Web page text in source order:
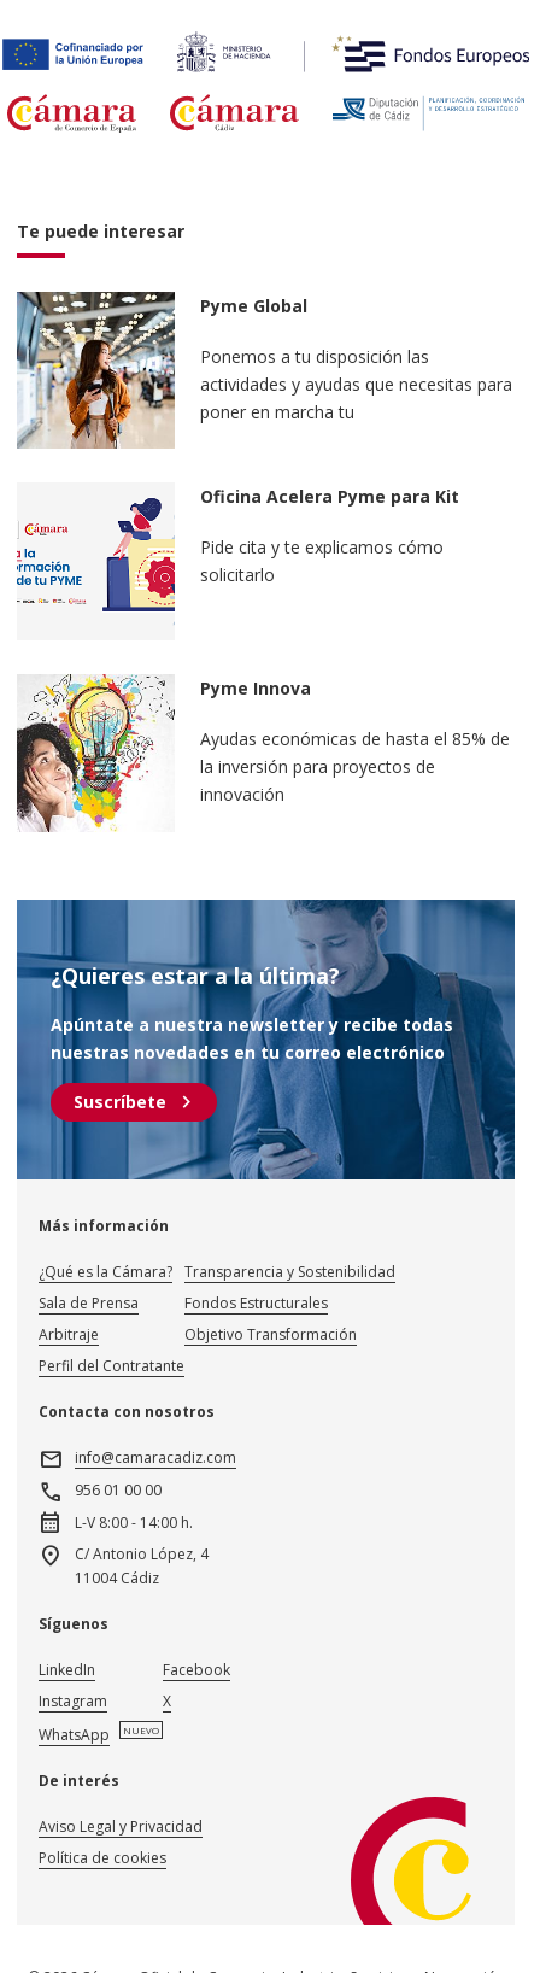
Te puede interesar
Pyme Global
Ponemos a tu disposición las
actividades y ayudas que necesitas para
poner en marcha tu
Oficina Acelera Pyme para Kit
Pide cita y te explicamos cómo
solicitarlo
Pyme Innova
Ayudas económicas de hasta el 85% de
la inversión para proyectos de
innovación
¿Quieres estar a la última?
Apúntate a nuestra newsletter y recibe todas
nuestras novedades en tu correo electrónico
Suscríbete chevron_right
Más información
¿Qué es la Cámara?
Sala de Prensa
Arbitraje
Perfil del Contratante
Transparencia y Sostenibilidad
Fondos Estructurales
Objetivo Transformación
Contacta con nosotros
mail info@camaracadiz.com
call 956 01 00 00
calendar_month L-V 8:00 - 14:00 h.
location_on
C/ Antonio López, 4
11004 Cádiz
Síguenos
LinkedIn
Instagram
WhatsApp
NUEVO
Facebook
X
De interés
Aviso Legal y Privacidad
Política de cookies